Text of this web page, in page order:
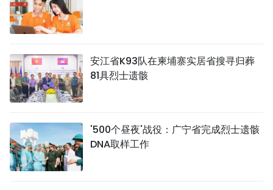
安江省K93队在柬埔寨实居省搜寻归葬
81具烈士遗骸
'500个昼夜'战役：广宁省完成烈士遗骸
DNA取样工作